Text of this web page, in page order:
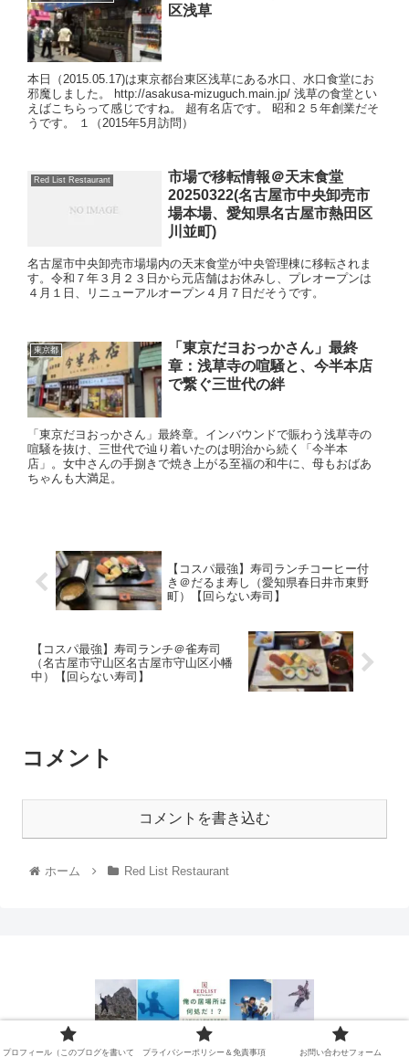
区浅草
本日（2015.05.17)は東京都台東区浅草にある水口、水口食堂にお
邪魔しました。 http://asakusa-mizuguch.main.jp/ 浅草の食堂とい
えばこちらって感じですね。 超有名店です。 昭和２５年創業だそ
うです。 １（2015年5月訪問）
Red List Restaurant
市場で移転情報＠天末食堂
20250322(名古屋市中央卸売市
場本場、愛知県名古屋市熱田区
川並町)
名古屋市中央卸売市場場内の天末食堂が中央管理棟に移転されま
す。令和７年３月２３日から元店舗はお休みし、プレオープンは
４月１日、リニューアルオープン４月７日だそうです。
東京都
「東京だヨおっかさん」最終
章：浅草寺の喧騒と、今半本店
で繋ぐ三世代の絆
「東京だヨおっかさん」最終章。インバウンドで賑わう浅草寺の
喧騒を抜け、三世代で辿り着いたのは明治から続く「今半本
店」。女中さんの手捌きで焼き上がる至福の和牛に、母もおばあ
ちゃんも大満足。
【コスパ最強】寿司ランチコーヒー付
き＠だるま寿し（愛知県春日井市東野
町）【回らない寿司】
【コスパ最強】寿司ランチ＠雀寿司
（名古屋市守山区名古屋市守山区小幡
中）【回らない寿司】
コメント
コメントを書き込む
ホーム Red List Restaurant
プロフィール（このブログを書 プライバシーポリシー＆免責事
プロフィール（このブログを書いて プライバシーポリシー＆免責事項 お問い合わせフォーム